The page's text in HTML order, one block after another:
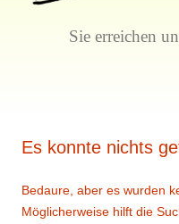
Sie erreichen
Es konnte nichts
Bedaure, aber es wurden
Möglicherweise hilft die